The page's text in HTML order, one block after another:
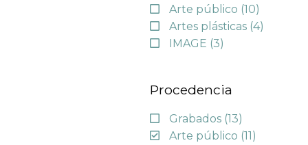
Arte público (10)
Artes plásticas (4)
IMAGE (3)
Procedencia
Grabados (13)
Arte público (11)